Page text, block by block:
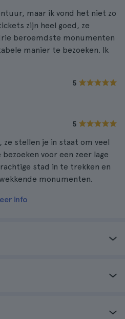
maar ik vond het niet zo
zijn heel goed, ze
beroemdste monumenten
manier te bezoeken. Ik
5
5
ze stellen je in staat om veel
voor een zeer lage
stad in te trekken en
monumenten.
info